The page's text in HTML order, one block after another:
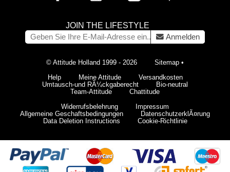
JOIN THE LIFESTYLE
Anmelden
© Attitude Holland 1999 - 2026 Sitemap •
Help
Meine Attitude
Versandkosten
Umtausch-und RÃ¼ckgaberecht
Bio-neutral
Team-Attitude
Chattitude
Widerrufsbelehrung
Impressum
Allgemeine Geschaftsbedingungen
DatenschutzerklÃ¤rung
Data Deletion Instructions
Cookie-Richtlinie